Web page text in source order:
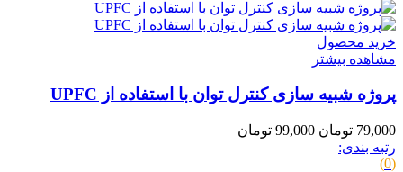
خرید محصول
مشاهده بیشتر
پروژه شبیه سازی کنترل توان با استفاده از UPFC
79,000 تومان
99,000 تومان
رتبه بندی:
(0)